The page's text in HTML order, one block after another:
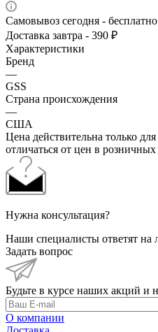
Самовывоз сегодня - бесплатно
Доставка завтра - 390 ₽
Характеристики
Бренд
—
GSS
Страна происхождения
—
США
Цена действительна только
отличаться от цен в
Нужна консультация?
Наши специалисты ответят
Задать вопрос
Будьте в курсе наших акций и
О компании